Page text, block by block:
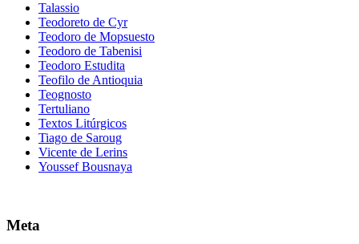
Talassio
Teodoreto de Cyr
Teodoro de Mopsuesto
Teodoro de Tabenisi
Teodoro Estudita
Teofilo de Antioquia
Teognosto
Tertuliano
Textos Litúrgicos
Tiago de Saroug
Vicente de Lerins
Youssef Bousnaya
Meta